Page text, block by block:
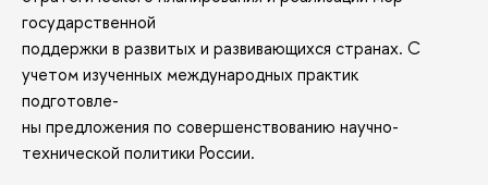
государственной
поддержки в развитых и развивающихся странах. С
учетом изученных международных практик
подготовле-
ны предложения по совершенствованию научно-
технической политики России.